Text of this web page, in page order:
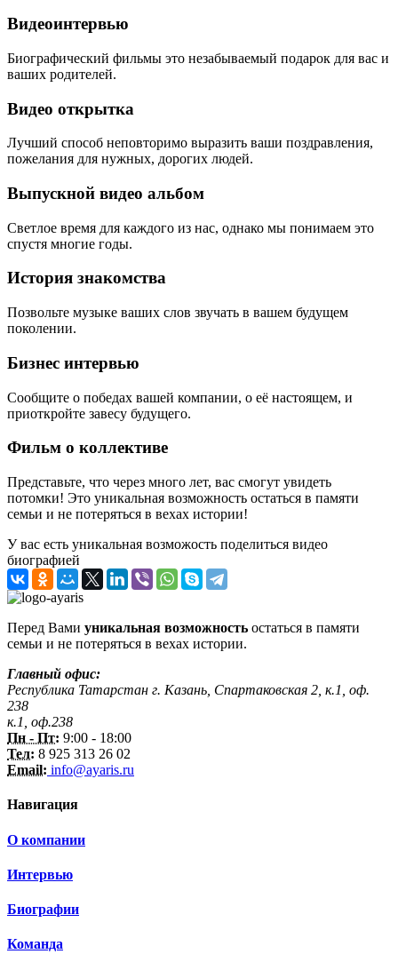
Видеоинтервью
Биографический фильмы это незабываемый подарок для вас и
ваших родителей.
Видео открытка
Лучший способ неповторимо выразить ваши поздравления,
пожелания для нужных, дорогих людей.
Выпускной видео альбом
Светлое время для каждого из нас, однако мы понимаем это
спустя многие годы.
История знакомства
Позвольте музыке ваших слов звучать в вашем будущем
поколении.
Бизнес интервью
Сообщите о победах вашей компании, о её настоящем, и
приоткройте завесу будущего.
Фильм о коллективе
Представьте, что через много лет, вас смогут увидеть
потомки! Это уникальная возможность остаться в памяти
семьи и не потеряться в вехах истории!
У вас есть уникальная возможость поделиться видео
биографией
Перед Вами уникальная возможность остаться в памяти
семьи и не потеряться в вехах истории.
Главный офис:
Республика Татарстан г. Казань, Спартаковская 2, к.1, оф.
238
к.1, оф.238
Пн - Пт: 9:00 - 18:00
Тел: 8 925 313 26 02
Email: info@ayaris.ru
Навигация
О компании
Интервью
Биографии
Команда